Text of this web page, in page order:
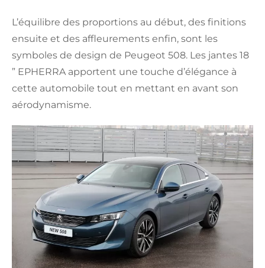
L’équilibre des proportions au début, des finitions
ensuite et des affleurements enfin, sont les
symboles de design de Peugeot 508. Les jantes 18
” EPHERRA apportent une touche d’élégance à
cette automobile tout en mettant en avant son
aérodynamisme.